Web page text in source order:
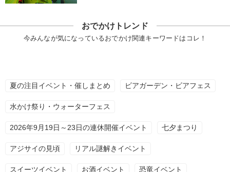
おでかけトレンド
今みんなが気になっているおでかけ関連キーワードはコレ！
夏の注目イベント・催しまとめ ビアガーデン・ビアフェス
水かけ祭り・ウォーターフェス
2026年9月19日～23日の連休開催イベント 七夕まつり
アジサイの見頃 リアル謎解きイベント
スイーツイベント お酒イベント 恐竜イベント